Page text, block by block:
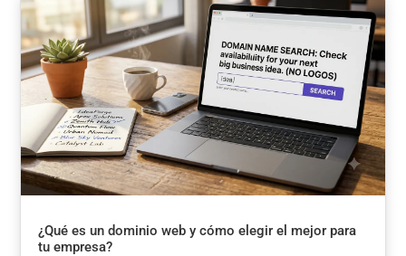
¿Qué es un dominio web y cómo elegir el mejor para
tu empresa?